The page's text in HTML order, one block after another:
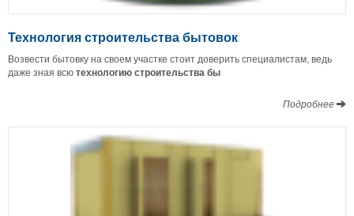
Технология строительства бытовок
Возвести бытовку на своем участке стоит доверить специалистам, ведь
даже зная всютехнологию строительства бы
Подробнее